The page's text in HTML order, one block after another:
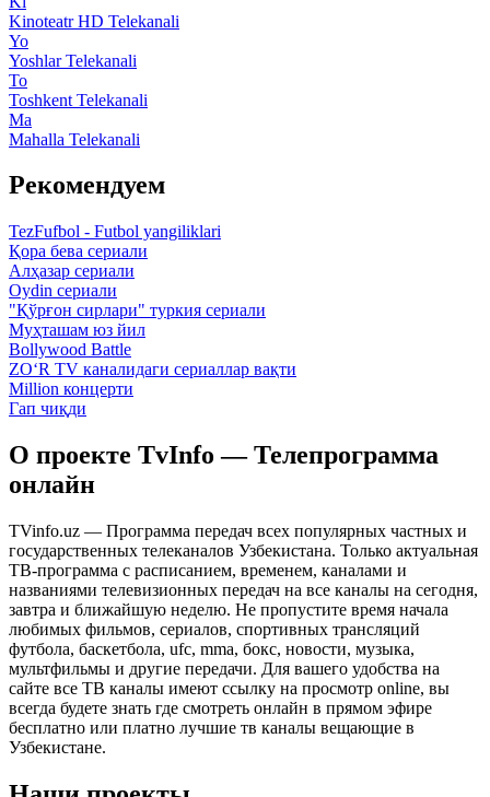
Kinoteatr HD Telekanali
Yo
Yoshlar Telekanali
To
Toshkent Telekanali
Ma
Mahalla Telekanali
Рекомендуем
TezFufbol - Futbol yangiliklari
Қора бева сериали
Алҳазар сериали
Oydin сериали
"Қўрғон сирлари" туркия сериали
Муҳташам юз йил
Bollywood Battle
ZO‘R TV каналидаги сериаллар вақти
Million концерти
Гап чиқди
О проекте TvInfo — Телепрограмма
онлайн
TVinfo.uz — Программа передач всех популярных частных и
государственных телеканалов Узбекистана. Только актуальная
ТВ-программа с расписанием, временем, каналами и
названиями телевизионных передач на все каналы на сегодня,
завтра и ближайшую неделю. Не пропустите время начала
любимых фильмов, сериалов, спортивных трансляций
футбола, баскетбола, ufc, mma, бокс, новости, музыка,
мультфильмы и другие передачи. Для вашего удобства на
сайте все ТВ каналы имеют ссылку на просмотр online, вы
всегда будете знать где смотреть онлайн в прямом эфире
бесплатно или платно лучшие тв каналы вещающие в
Узбекистане.